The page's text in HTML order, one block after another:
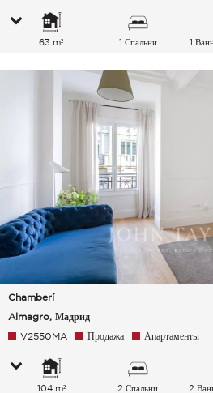
63 m² 1 Спальни 1
Chamberí
Almagro, Мадрид
V2550MA Продажа Апартаменты
104 m² 2 Спальни 2